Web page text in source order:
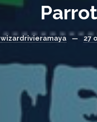
wizardrivieramaya — 27